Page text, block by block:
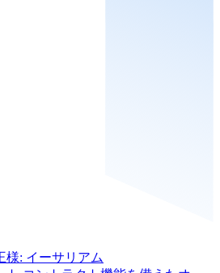
様: イーサリアム